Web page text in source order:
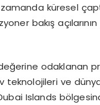
zamanda küresel
bakış
odaklanan
teknolojileri ve
Islands